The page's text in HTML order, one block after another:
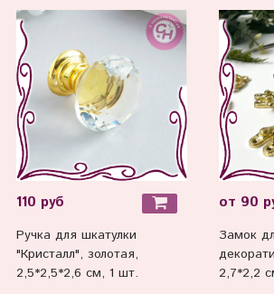
110 руб
Ручка для шкатулки
"Кристалл", золотая,
2,5*2,5*2,6 см, 1 шт.
от 90
Замок
2,7*2,2